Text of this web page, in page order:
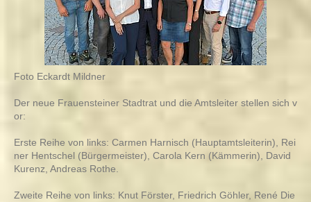
Foto Eckardt Mildner
Der neue Frauensteiner Stadtrat und die Amtsleiter stellen sich v
or:
Erste Reihe von links: Carmen Harnisch (Hauptamtsleiterin), Rei
ner Hentschel (Bürgermeister), Carola Kern (Kämmerin), David
Kurenz, Andreas Rothe.
Zweite Reihe von links: Knut Förster, Friedrich Göhler, René Die